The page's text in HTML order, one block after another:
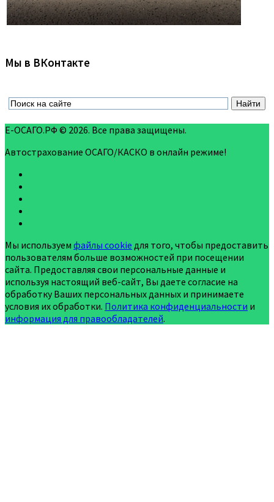
Мы в ВКонтакте
Е-ОСАГО.РФ © 2026. Все права защищены.
Автострахование ОСАГО/КАСКО в онлайн режиме!
Мы используем файлы cookie для того, чтобы предоставить
пользователям больше возможностей при посещении
сайта. Предоставляя свои персональные данные и
используя настоящий веб-сайт, Вы даете согласие на
обработку Ваших персональных данных и принимаете
условия их обработки. Политика конфиденциальности и
информация для правообладателей.